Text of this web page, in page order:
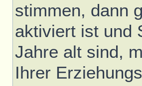
stimmen, dann
aktiviert ist und
Jahre alt sind,
Ihrer